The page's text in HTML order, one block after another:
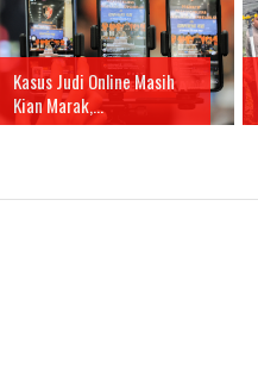
Kasus Judi Online Masih
Kian Marak,...